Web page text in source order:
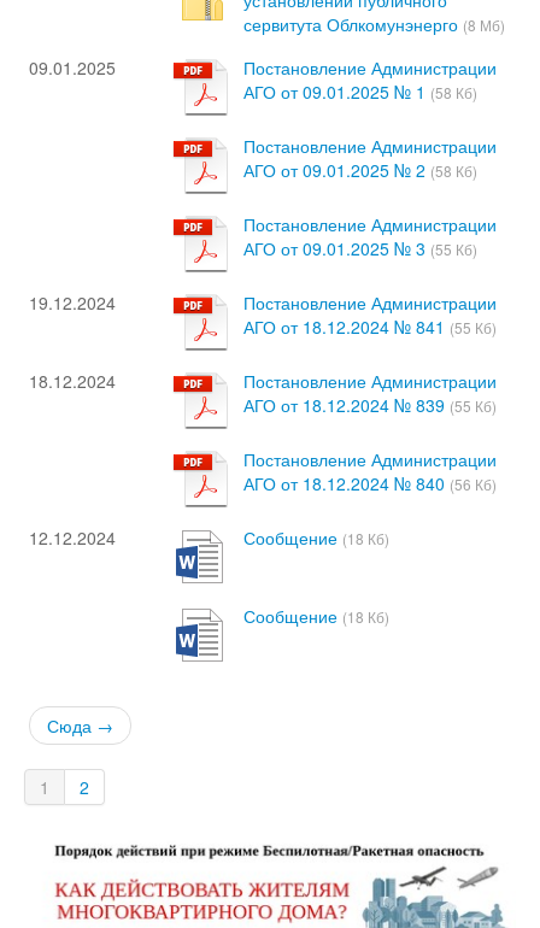
сервитута Облкомунэнерго (8 Мб)
09.01.2025
Постановление Администрации
АГО от 09.01.2025 № 1 (58 Кб)
Постановление Администрации
АГО от 09.01.2025 № 2 (58 Кб)
Постановление Администрации
АГО от 09.01.2025 № 3 (55 Кб)
19.12.2024
Постановление Администрации
АГО от 18.12.2024 № 841 (55 Кб)
18.12.2024
Постановление Администрации
АГО от 18.12.2024 № 839 (55 Кб)
Постановление Администрации
АГО от 18.12.2024 № 840 (56 Кб)
12.12.2024 Сообщение (18 Кб)
Сообщение (18 Кб)
Сюда →
1 2